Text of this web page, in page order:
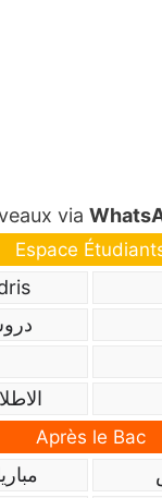
via
Espace
Après le Bac